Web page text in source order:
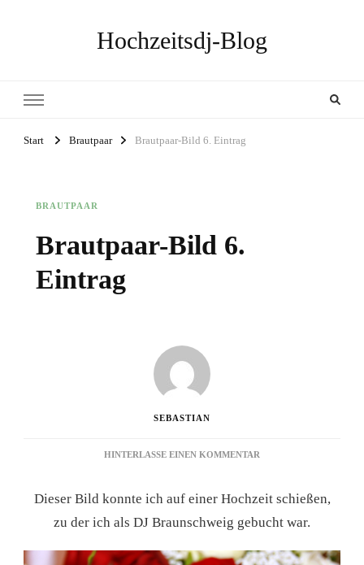
Hochzeitsdj-Blog
Start Brautpaar Brautpaar-Bild 6. Eintrag
BRAUTPAAR
Brautpaar-Bild 6.
Eintrag
SEBASTIAN
HINTERLASSE EINEN KOMMENTAR
6.
EINTRAG
Dieser Bild konnte ich auf einer Hochzeit schießen,
zu der ich als DJ Braunschweig gebucht war.